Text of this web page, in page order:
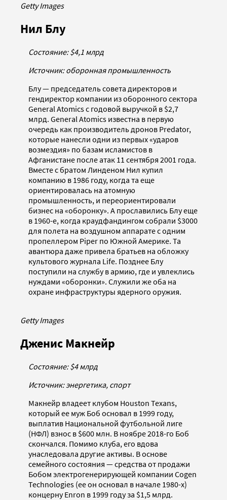
Getty Images
Нил Блу
Состояние: $4,1 млрд
Источник: оборонная промышленность
Блу — председатель совета директоров и
гендиректор компании из оборонного сектора
General Atomics с годовой выручкой в $2,7
млрд. General Atomics известна в первую
очередь как производитель дронов Predator,
которые нанесли одни из первых «ударов
возмездия» по базам исламистов в
Афганистане после атак 11 сентября 2001 года.
Вместе с братом Линденом Нил купил
компанию в 1986 году, когда та еще
ориентировалась на атомную
промышленность, и переориентировали
бизнес на «оборонку». А прославились Блу еще
в 1960-е, когда краудфандингом собрали $3000
для полета на воздушном аппарате с одним
пропеллером Piper по Южной Америке. Та
авантюра даже привела братьев на обложку
культового журнала Life. Позднее Блу
поступили на службу в армию, где и увлеклись
нуждами «оборонки». Служили же оба на
охране инфраструктуры ядерного оружия.
Getty Images
Дженис Макнейр
Состояние: $4 млрд
Источник: энергетика, спорт
Макнейр владеет клубом Houston Texans,
который ее муж Боб основал в 1999 году,
выплатив Национальной футбольной лиге
(НФЛ) взнос в $600 млн. В ноябре 2018-го Боб
скончался. Помимо клуба, его вдова
унаследовала другие активы. В основе
семейного состояния — средства от продажи
Бобом электрогенерирующей компании Cogen
Technologies (ее он основал в начале 1980-х)
концерну Enron в 1999 году за $1,5 млрд.